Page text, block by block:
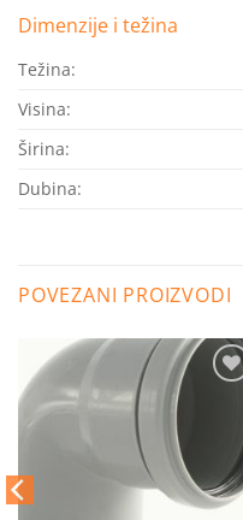
Dimenzije i težina
Težina:
Visina:
Širina:
Dubina:
POVEZANI PROIZVODI
želja